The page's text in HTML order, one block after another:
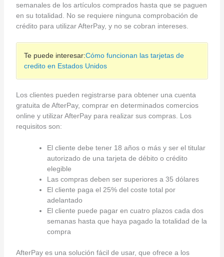
semanales de los artículos comprados hasta que se paguen
en su totalidad. No se requiere ninguna comprobación de
crédito para utilizar AfterPay, y no se cobran intereses.
Te puede interesar:Cómo funcionan las tarjetas de
credito en Estados Unidos
Los clientes pueden registrarse para obtener una cuenta
gratuita de AfterPay, comprar en determinados comercios
online y utilizar AfterPay para realizar sus compras. Los
requisitos son:
El cliente debe tener 18 años o más y ser el titular
autorizado de una tarjeta de débito o crédito
elegible
Las compras deben ser superiores a 35 dólares
El cliente paga el 25% del coste total por
adelantado
El cliente puede pagar en cuatro plazos cada dos
semanas hasta que haya pagado la totalidad de la
compra
AfterPay es una solución fácil de usar, que ofrece a los